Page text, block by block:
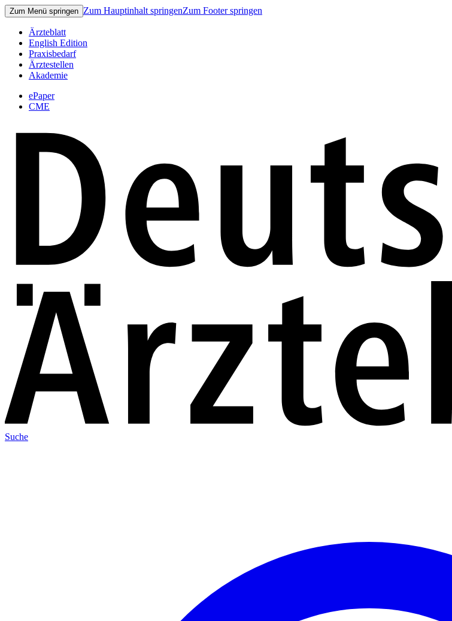
Zum Menü springen Zum Hauptinhalt springenZum Footer springen
Ärzteblatt
English Edition
Praxisbedarf
Ärztestellen
Akademie
ePaper
CME
Suche